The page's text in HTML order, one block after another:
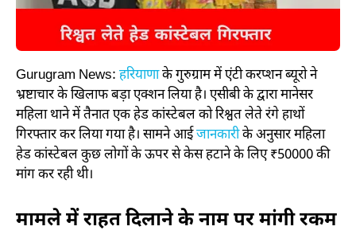
Gurugram News: हरियाणाके गुरुग्राम में एंटी करप्शन ब्यूरो ने
भ्रष्टाचार के खिलाफ बड़ा एक्शन लिया है। एसीबी के द्वारा मानेसर
महिला थाने में तैनात एक हेड कांस्टेबल को रिश्वत लेते रंगे हाथों
गिरफ्तार कर लिया गया है। सामने आईजानकारीके अनुसार महिला
हेड कांस्टेबल कुछ लोगों के ऊपर से केस हटाने के लिए ₹50000 की
मांग कर रही थी।
मामले में राहत दिलाने के नाम पर मांगी रकम